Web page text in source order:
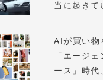
当に起きて
AIが買い物
「エージ
ース」時